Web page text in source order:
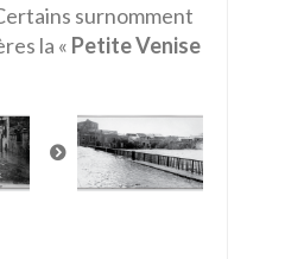
surnomment
la « Petite Venise